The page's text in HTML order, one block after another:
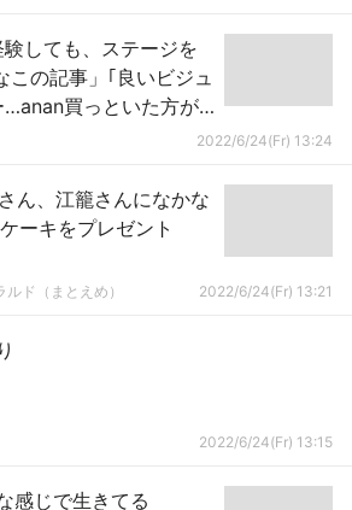
しても、ステージを
の記事」｢良いビジュ
…anan買っといた方が
クな変化がももクロに2022/6/24(Fr) 13:24
ん、江籠さんになかな
ーキをプレゼント
ド（まとえめ） 2022/6/24(Fr) 13:21
2022/6/24(Fr) 13:15
感じで生きてる